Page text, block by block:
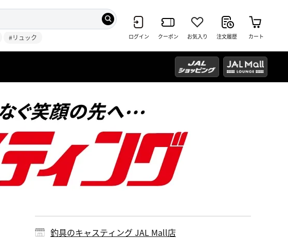
#リュック ログイン クーポン お気入り 注文履歴 カート
釣具のキャスティング JAL Mall店